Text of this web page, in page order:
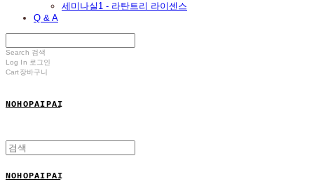
세미나실1 - 라탄트리 라이센스
Q & A
Search 검색
Log In 로그인
Cart장바구니
N O H O P A I P A I
N O H O P A I P A I